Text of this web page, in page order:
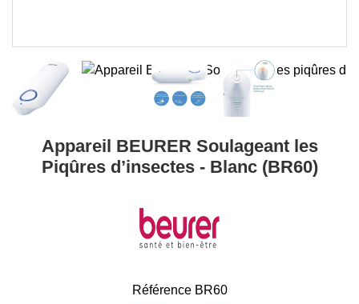
Appareil BEURER Soulageant les
Piqûres d’insectes - Blanc (BR60)
Référence BR60